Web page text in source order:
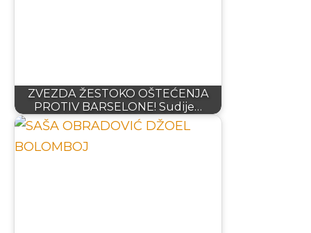
ZVEZDA ŽESTOKO OŠTEĆENJA
PROTIV BARSELONE! Sudije…